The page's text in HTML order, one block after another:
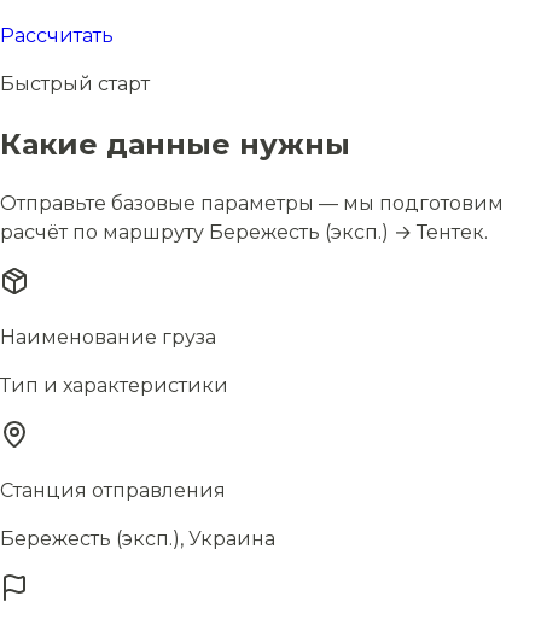
Рассчитать
Быстрый старт
Какие данные нужны
Отправьте базовые параметры — мы подготовим
расчёт по маршруту Бережесть (эксп.) → Тентек.
Наименование груза
Тип и характеристики
Станция отправления
Бережесть (эксп.), Украина